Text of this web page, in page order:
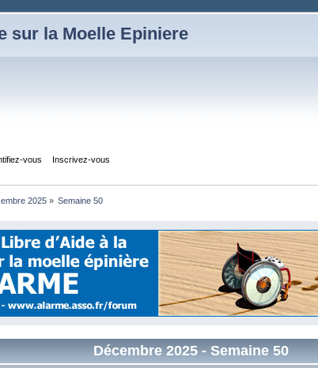
sur la Moelle Epiniere
vous Inscrivez-vous
2025» Semaine 50
Décembre 2025- Semaine 50